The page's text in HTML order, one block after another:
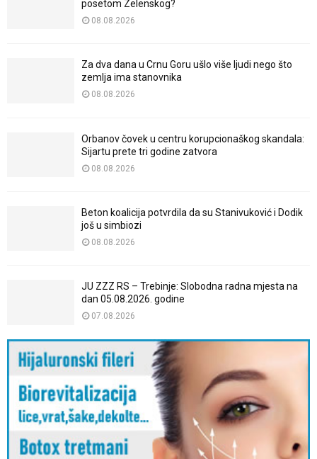
posetom Zelenskog?
08.08.2026
Za dva dana u Crnu Goru ušlo više ljudi nego što
zemlja ima stanovnika
08.08.2026
Orbanov čovek u centru korupcionaškog skandala:
Sijartu prete tri godine zatvora
08.08.2026
Beton koalicija potvrdila da su Stanivuković i Dodik
još u simbiozi
08.08.2026
JU ZZZ RS – Trebinje: Slobodna radna mjesta na
dan 05.08.2026. godine
07.08.2026